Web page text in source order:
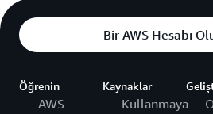
Bir AWS Hesabı
Öğrenin
AWS
Kaynaklar
Kullanmaya